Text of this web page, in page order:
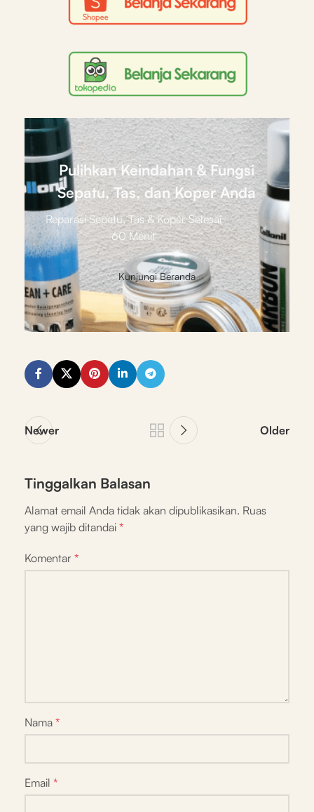
Pulihkan Keindahan & Fungsi
Sepatu, Tas, dan Koper Anda
Reparasi Sepatu, Tas & Koper Selesai
60 Menit
Kunjungi Beranda
Newer Older
Tinggalkan Balasan
Alamat email Anda tidak akan dipublikasikan. Ruas
yang wajib ditandai *
Komentar *
Nama *
Email *